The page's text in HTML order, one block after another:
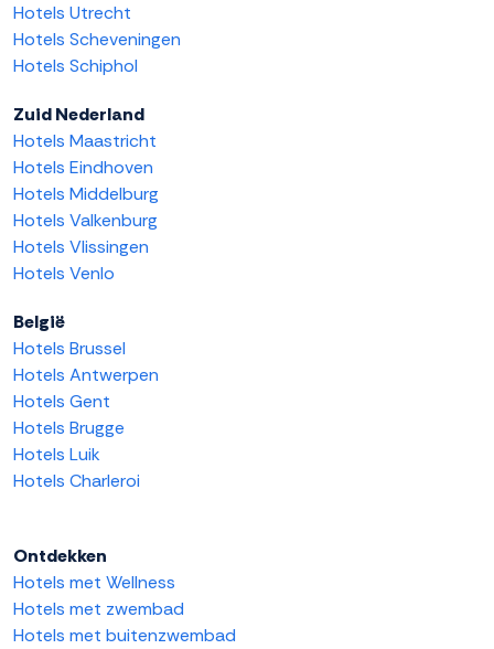
Hotels Utrecht
Hotels Scheveningen
Hotels Schiphol
Zuid Nederland
Hotels Maastricht
Hotels Eindhoven
Hotels Middelburg
Hotels Valkenburg
Hotels Vlissingen
Hotels Venlo
België
Hotels Brussel
Hotels Antwerpen
Hotels Gent
Hotels Brugge
Hotels Luik
Hotels Charleroi
Ontdekken
Hotels met Wellness
Hotels met zwembad
Hotels met buitenzwembad